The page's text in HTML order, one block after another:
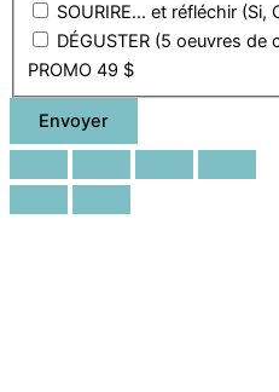
SOURIRE... et réfléchir
DÉGUSTER (5 oeuvres
PROMO 49 $
Envoyer